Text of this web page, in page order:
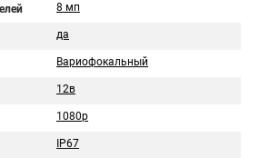
8 мп
да
Вариофокальный
12в
1080p
IP67